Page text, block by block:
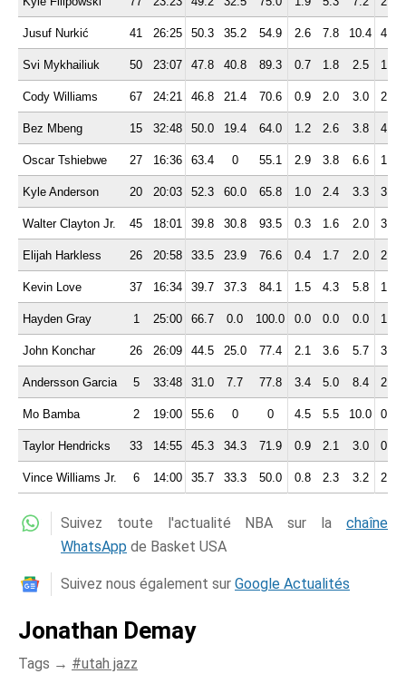
Jusuf Nurkić 41 26:25 50.3 35.2 54.9 2.6 7.8 10.4 4.8
Svi Mykhailiuk 50 23:07 47.8 40.8 89.3 0.7 1.8 2.5 1.9
Cody Williams 67 24:21 46.8 21.4 70.6 0.9 2.0 3.0 2.0
Bez Mbeng 15 32:48 50.0 19.4 64.0 1.2 2.6 3.8 4.1
Oscar Tshiebwe 27 16:36 63.4 0 55.1 2.9 3.8 6.6 1.2
Kyle Anderson 20 20:03 52.3 60.0 65.8 1.0 2.4 3.3 3.1
Walter Clayton Jr. 45 18:01 39.8 30.8 93.5 0.3 1.6 2.0 3.2
Elijah Harkless 26 20:58 33.5 23.9 76.6 0.4 1.7 2.0 2.9
Kevin Love 37 16:34 39.7 37.3 84.1 1.5 4.3 5.8 1.8
Hayden Gray 1 25:00 66.7 0.0 100.0 0.0 0.0 0.0 1.0
John Konchar 26 26:09 44.5 25.0 77.4 2.1 3.6 5.7 3.0
Andersson Garcia 5 33:48 31.0 7.7 77.8 3.4 5.0 8.4 2.8
Mo Bamba 2 19:00 55.6 0 0 4.5 5.5 10.0 0.5
Taylor Hendricks 33 14:55 45.3 34.3 71.9 0.9 2.1 3.0 0.7
Vince Williams Jr. 6 14:00 35.7 33.3 50.0 0.8 2.3 3.2 2.7
Suivez toute l'actualité NBA sur la chaîne
WhatsApp de Basket USA
Suivez nous également sur Google Actualités
Jonathan Demay
Tags → utah jazz